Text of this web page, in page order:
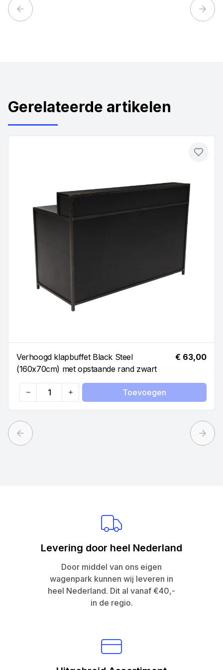
Previous slide Next
Gerelateerde artikelen
Verhoogd klapbuffet Black Steel
(160x70cm) met opstaande rand zwart
€ 63,00
Quantity
Toevoegen
Previous slide Next
Levering door heel Nederland
Door middel van ons eigen
wagenpark kunnen wij leveren in
heel Nederland. Dit al vanaf €40,-
in de regio.